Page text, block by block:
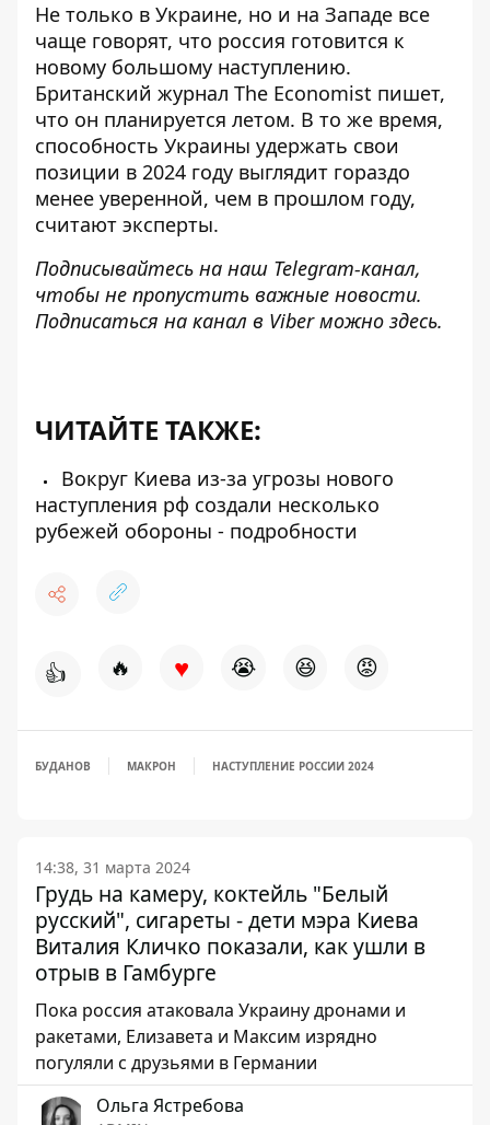
Не только в Украине, но и на Западе все
чаще говорят, что россия готовится к
новому большому наступлению.
Британский журнал The Economist пишет,
что он планируется летом. В то же время,
способность Украины удержать свои
позиции в 2024 году выглядит гораздо
менее уверенной, чем в прошлом году,
считают эксперты.
Подписывайтесь на наш Telegram-канал,
чтобы не пропустить важные новости.
Подписаться на канал в Viber можно здесь.
ЧИТАЙТЕ ТАКЖЕ:
Вокруг Киева из-за угрозы нового
наступления рф создали несколько
рубежей обороны - подробности
👍 🔥 ♥ 😭 😆 😡
БУДАНОВ МАКРОН НАСТУПЛЕНИЕ РОССИИ 2024
14:38, 31 марта 2024
Грудь на камеру, коктейль "Белый
русский", сигареты - дети мэра Киева
Виталия Кличко показали, как ушли в
отрыв в Гамбурге
Пока россия атаковала Украину дронами и
ракетами, Елизавета и Максим изрядно
погуляли с друзьями в Германии
Ольга Ястребова